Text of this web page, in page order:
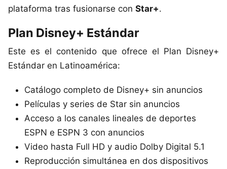
plataforma tras fusionarse con Star+.
Plan Disney+ Estándar
Este es el contenido que ofrece el Plan Disney+
Estándar en Latinoamérica:
Catálogo completo de Disney+ sin anuncios
Películas y series de Star sin anuncios
Acceso a los canales lineales de deportes
ESPN e ESPN 3 con anuncios
Video hasta Full HD y audio Dolby Digital 5.1
Reproducción simultánea en dos dispositivos